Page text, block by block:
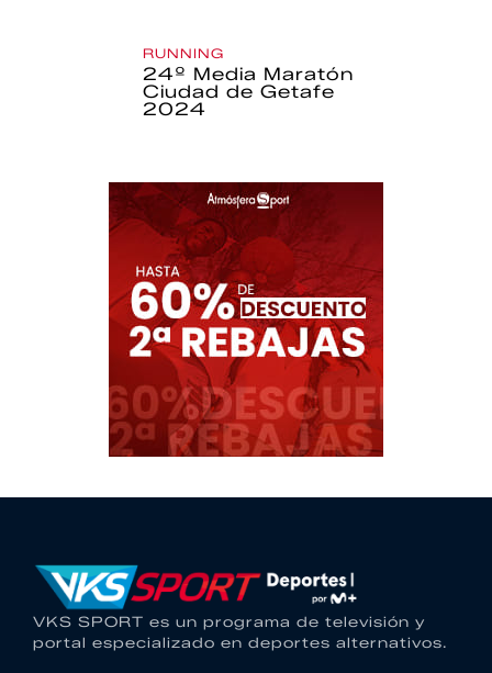
RUNNING
24º Media Maratón
Ciudad de Getafe
2024
VKS SPORT es un programa de televisión y
portal especializado en deportes alternativos.